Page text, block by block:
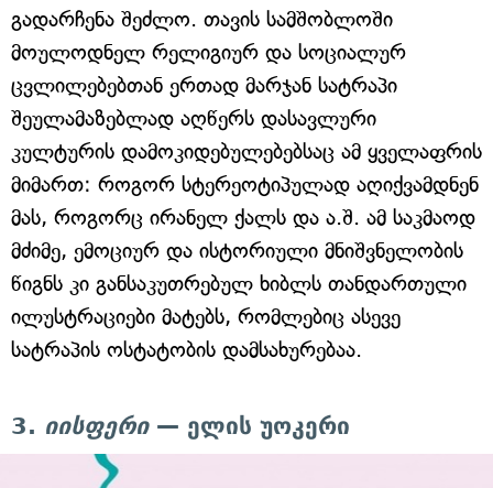
გადარჩენა შეძლო. თავის სამშობლოში
მოულოდნელ რელიგიურ და სოციალურ
ცვლილებებთან ერთად მარჯან სატრაპი
შეულამაზებლად აღწერს დასავლური
კულტურის დამოკიდებულებებსაც ამ ყველაფრის
მიმართ: როგორ სტერეოტიპულად აღიქვამდნენ
მას, როგორც ირანელ ქალს და ა.შ. ამ საკმაოდ
მძიმე, ემოციურ და ისტორიული მნიშვნელობის
წიგნს კი განსაკუთრებულ ხიბლს თანდართული
ილუსტრაციები მატებს, რომლებიც ასევე
სატრაპის ოსტატობის დამსახურებაა.
3. იისფერი — ელის უოკერი